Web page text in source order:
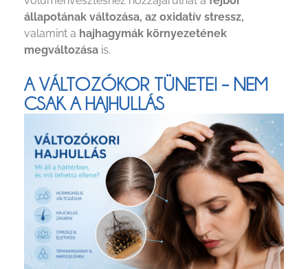
állapotának változása, az oxidatív stressz,
valamint a hajhagymák környezetének
megváltozása is.
A VÁLTOZÓKOR TÜNETEI – NEM
CSAK A HAJHULLÁS